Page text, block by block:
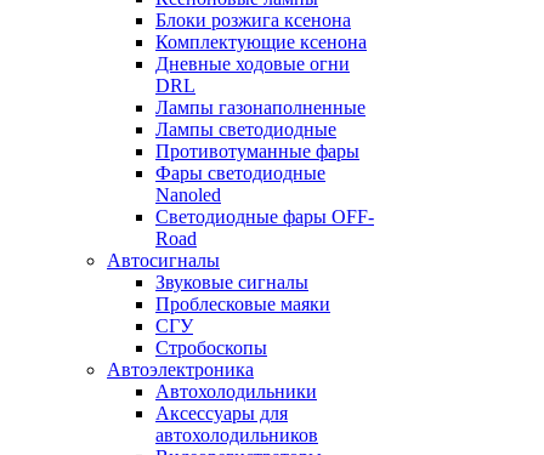
Блоки розжига ксенона
Комплектующие ксенона
Дневные ходовые огни
DRL
Лампы газонаполненные
Лампы светодиодные
Противотуманные фары
Фары светодиодные
Nanoled
Светодиодные фары OFF-
Road
Автосигналы
Звуковые сигналы
Проблесковые маяки
СГУ
Стробоскопы
Автоэлектроника
Автохолодильники
Аксессуары для
автохолодильников